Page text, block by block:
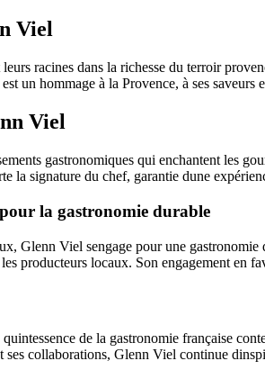
Viel
racines dans la richesse du terroir
un hommage à la Provence, à ses saveurs
Viel
gastronomiques qui enchantent les
la signature du chef, garantie dune
la gastronomie durable
Glenn Viel sengage pour une
producteurs locaux. Son engagement en
de la gastronomie française
ses collaborations, Glenn Viel continue